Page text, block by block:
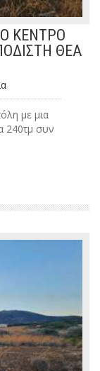
ΚΕΝΤΡΟ
ΘΕΑ
με μια
240τμ συν